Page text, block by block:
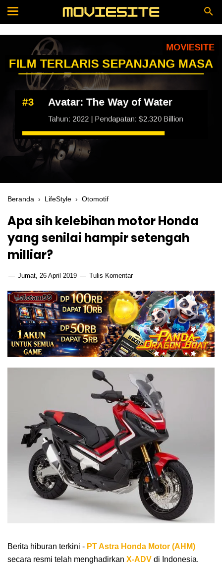
Beranda › LifeStyle › Otomotif
Apa sih kelebihan motor Honda
yang senilai hampir setengah
milliar?
Jumat, 26 April 2019 Tulis Komentar
Berita hiburan terkini - PT Astra Honda Motor (AHM)
secara resmi telah menghadirkan X-ADV di Indonesia.